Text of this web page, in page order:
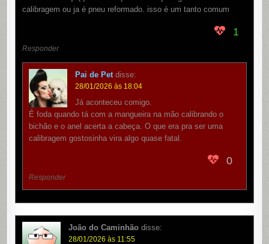
calibragem ou ja é pneu reformado. isso é um tanto comum
1
Responder
Pai de Pet disse:
28/01/2026 às 18:04
Já aconteceu comigo.
É foda quando tá com a mangueira na mão calibrando o
bichão e o anel acerta a cabeça. O que era pra ser uma
calibragem gostosinha vira algo quase fatal.
0
Responder
João do Caminhão disse:
28/01/2026 às 11:55